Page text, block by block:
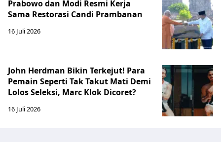
Prabowo dan Modi Resmi Kerja
Sama Restorasi Candi Prambanan
16 Juli 2026
John Herdman Bikin Terkejut! Para
Pemain Seperti Tak Takut Mati Demi
Lolos Seleksi, Marc Klok Dicoret?
16 Juli 2026